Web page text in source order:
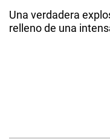
Una verdadera
relleno de una